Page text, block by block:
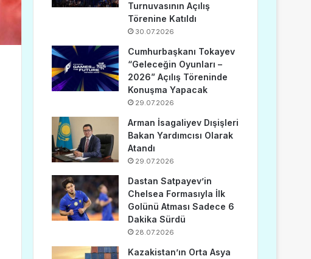
Turnuvasının Açılış
Törenine Katıldı
30.07.2026
Cumhurbaşkanı Tokayev
“Geleceğin Oyunları –
2026” Açılış Töreninde
Konuşma Yapacak
29.07.2026
Arman İsagaliyev Dışişleri
Bakan Yardımcısı Olarak
Atandı
29.07.2026
Dastan Satpayev’in
Chelsea Formasıyla İlk
Golünü Atması Sadece 6
Dakika Sürdü
28.07.2026
Kazakistan’ın Orta Asya